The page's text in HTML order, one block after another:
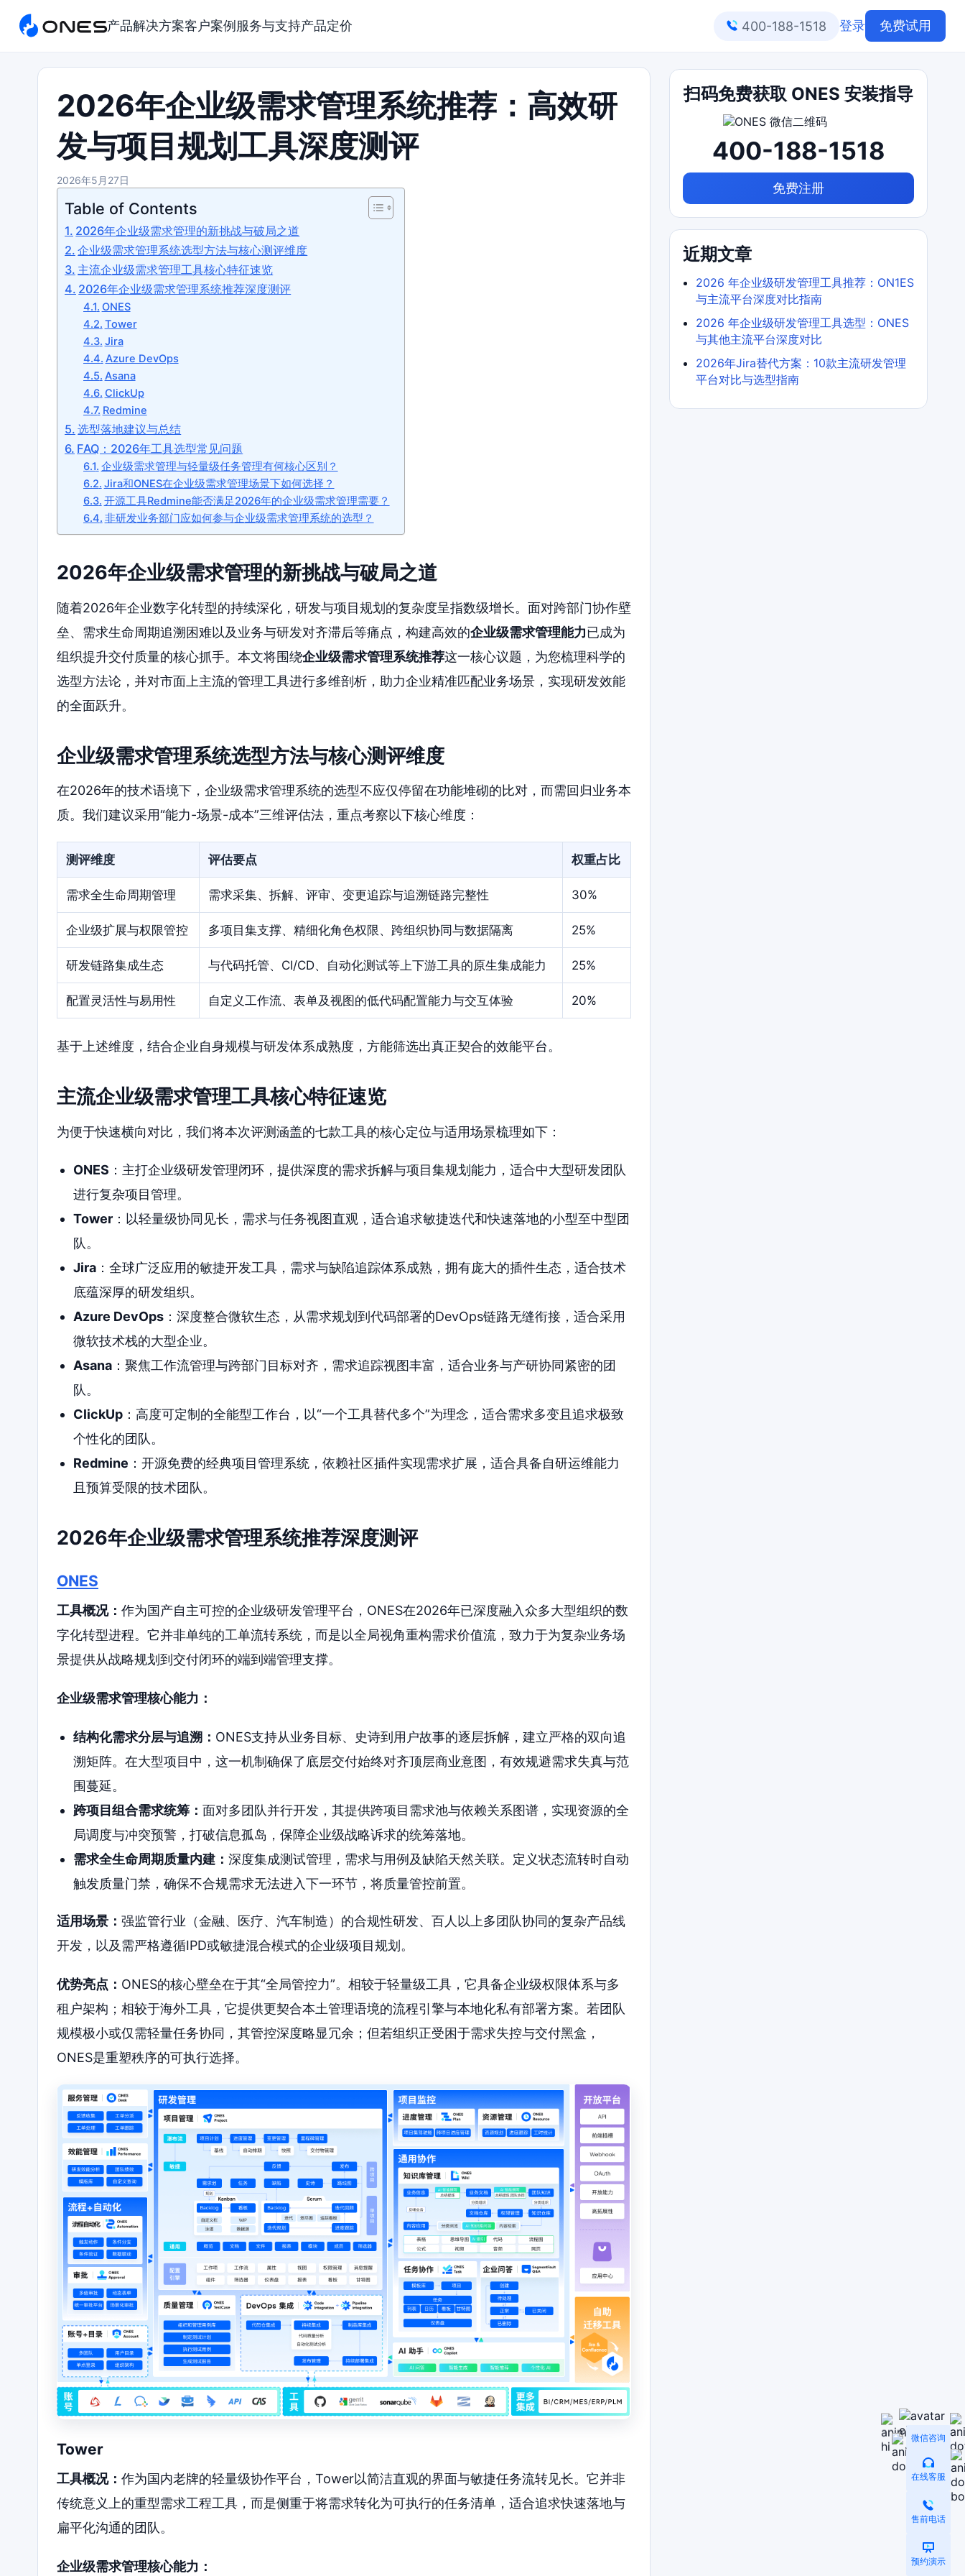
产品解决方案客户案例 服务与支持产品定价 400-188-1518 登录 免费试用
2026年企业级需求管理系统推荐：高效研
发与项目规划工具深度测评
2026年5月27日
Table of Contents
2026年企业级需求管理的新挑战与破局之道
企业级需求管理系统选型方法与核心测评维度
主流企业级需求管理工具核心特征速览
2026年企业级需求管理系统推荐深度测评
ONES
Tower
Jira
Azure DevOps
Asana
ClickUp
Redmine
选型落地建议与总结
FAQ：2026年工具选型常见问题
企业级需求管理与轻量级任务管理有何核心区别？
Jira和ONES在企业级需求管理场景下如何选择？
开源工具Redmine能否满足2026年的企业级需求管理需要？
非研发业务部门应如何参与企业级需求管理系统的选型？
2026年企业级需求管理的新挑战与破局之道
随着2026年企业数字化转型的持续深化，研发与项目规划的复杂度呈指数级增长。面对跨部门协作壁
垒、需求生命周期追溯困难以及业务与研发对齐滞后等痛点，构建高效的企业级需求管理能力已成为
组织提升交付质量的核心抓手。本文将围绕企业级需求管理系统推荐这一核心议题，为您梳理科学的
选型方法论，并对市面上主流的管理工具进行多维剖析，助力企业精准匹配业务场景，实现研发效能
的全面跃升。
企业级需求管理系统选型方法与核心测评维度
在2026年的技术语境下，企业级需求管理系统的选型不应仅停留在功能堆砌的比对，而需回归业务本
质。我们建议采用“能力-场景-成本”三维评估法，重点考察以下核心维度：
测评维度 评估要点 权重占比
需求全生命周期管理 需求采集、拆解、评审、变更追踪与追溯链路完整性 30%
企业级扩展与权限管控 多项目集支撑、精细化角色权限、跨组织协同与数据隔离 25%
研发链路集成生态 与代码托管、CI/CD、自动化测试等上下游工具的原生集成能力 25%
配置灵活性与易用性 自定义工作流、表单及视图的低代码配置能力与交互体验 20%
基于上述维度，结合企业自身规模与研发体系成熟度，方能筛选出真正契合的效能平台。
主流企业级需求管理工具核心特征速览
为便于快速横向对比，我们将本次评测涵盖的七款工具的核心定位与适用场景梳理如下：
ONES ：主打企业级研发管理闭环，提供深度的需求拆解与项目集规划能力，适合中大型研发团队
进行复杂项目管理。
Tower：以轻量级协同见长，需求与任务视图直观，适合追求敏捷迭代和快速落地的小型至中型团
队。
Jira：全球广泛应用的敏捷开发工具，需求与缺陷追踪体系成熟，拥有庞大的插件生态，适合技术
底蕴深厚的研发组织。
Azure DevOps：深度整合微软生态，从需求规划到代码部署的DevOps链路无缝衔接，适合采用
微软技术栈的大型企业。
Asana：聚焦工作流管理与跨部门目标对齐，需求追踪视图丰富，适合业务与产研协同紧密的团
队。
ClickUp：高度可定制的全能型工作台，以“一个工具替代多个”为理念，适合需求多变且追求极致
个性化的团队。
Redmine ：开源免费的经典项目管理系统，依赖社区插件实现需求扩展，适合具备自研运维能力
且预算受限的技术团队。
2026年企业级需求管理系统推荐深度测评
ONES
工具概况： 作为国产自主可控的企业级研发管理平台，ONES在2026年已深度融入众多大型组织的数
字化转型进程。它并非单纯的工单流转系统，而是以全局视角重构需求价值流，致力于为复杂业务场
景提供从战略规划到交付闭环的端到端管理支撑。
企业级需求管理核心能力：
结构化需求分层与追溯： ONES支持从业务目标、史诗到用户故事的逐层拆解，建立严格的双向追
溯矩阵。在大型项目中，这一机制确保了底层交付始终对齐顶层商业意图，有效规避需求失真与范
围蔓延。
跨项目组合需求统筹： 面对多团队并行开发，其提供跨项目需求池与依赖关系图谱，实现资源的全
局调度与冲突预警，打破信息孤岛，保障企业级战略诉求的统筹落地。
需求全生命周期质量内建： 深度集成测试管理，需求与用例及缺陷天然关联。定义状态流转时自动
触发质量门禁，确保不合规需求无法进入下一环节，将质量管控前置。
适用场景： 强监管行业（金融、医疗、汽车制造）的合规性研发、百人以上多团队协同的复杂产品线
开发，以及需严格遵循IPD或敏捷混合模式的企业级项目规划。
优势亮点： ONES的核心壁垒在于其“全局管控力”。相较于轻量级工具，它具备企业级权限体系与多
租户架构；相较于海外工具，它提供更契合本土管理语境的流程引擎与本地化私有部署方案。若团队
规模极小或仅需轻量任务协同，其管控深度略显冗余；但若组织正受困于需求失控与交付黑盒，
ONES是重塑秩序的可执行选择。
Tower
工具概况： 作为国内老牌的轻量级协作平台，Tower以简洁直观的界面与敏捷任务流转见长。它并非
传统意义上的重型需求工程工具，而是侧重于将需求转化为可执行的任务清单，适合追求快速落地与
扁平化沟通的团队。
企业级需求管理核心能力：
扫码免费获取 ONES 安装指导
400-188-1518
免费注册
近期文章
2026 年企业级研发管理工具推荐：ON1ES
与主流平台深度对比指南
2026 年企业级研发管理工具选型：ONES
与其他主流平台深度对比
2026年Jira替代方案：10款主流研发管理
平台对比与选型指南
微信咨询
在线客服
售前电话
预约演示